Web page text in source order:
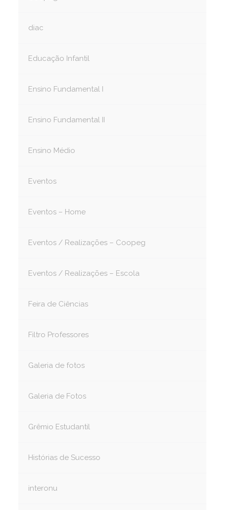
diac
Educação Infantil
Ensino Fundamental I
Ensino Fundamental II
Ensino Médio
Eventos
Eventos – Home
Eventos / Realizações – Coopeg
Eventos / Realizações – Escola
Feira de Ciências
Filtro Professores
Galeria de fotos
Galeria de Fotos
Grêmio Estudantil
Histórias de Sucesso
interonu